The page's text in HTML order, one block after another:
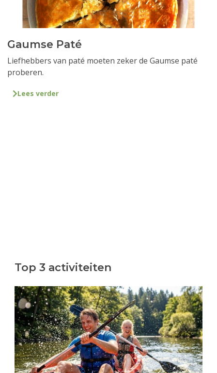
Gaumse Paté
Liefhebbers van paté moeten zeker de Gaumse paté
proberen.
Lees verder
Top 3 activiteiten